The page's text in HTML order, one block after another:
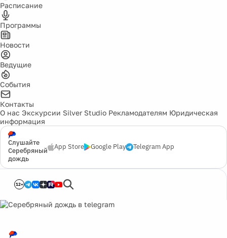
Расписание
Программы
Новости
Ведущие
События
Контакты
О нас Экскурсии Silver Studio Рекламодателям Юридическая
информация
Слушайте
Серебряный
дождь
App Store Google Play Telegram App
12+